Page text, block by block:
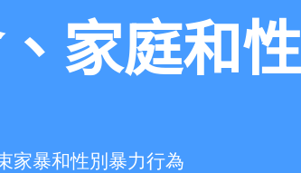
家庭和
家暴和性別暴力行為